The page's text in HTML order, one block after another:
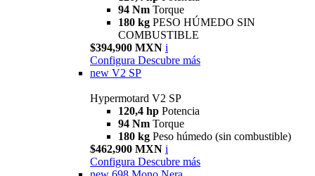
94 Nm Torque
180 kg PESO HÚMEDO SIN
COMBUSTIBLE
$394,900 MXN i
Configura Descubre más
new V2 SP
Hypermotard V2 SP
120,4 hp Potencia
94 Nm Torque
180 kg Peso húmedo (sin combustible)
$462,900 MXN i
Configura Descubre más